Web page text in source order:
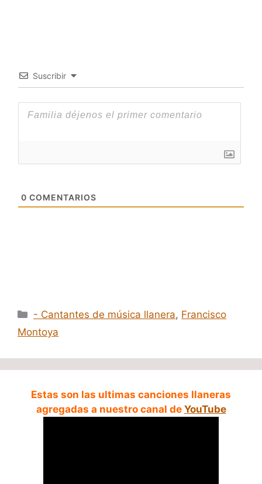
Suscribir
0 COMENTARIOS
Categorías
- Cantantes de música llanera, Francisco
Montoya
Estas son las ultimas canciones llaneras
agregadas a nuestro canal de YouTube